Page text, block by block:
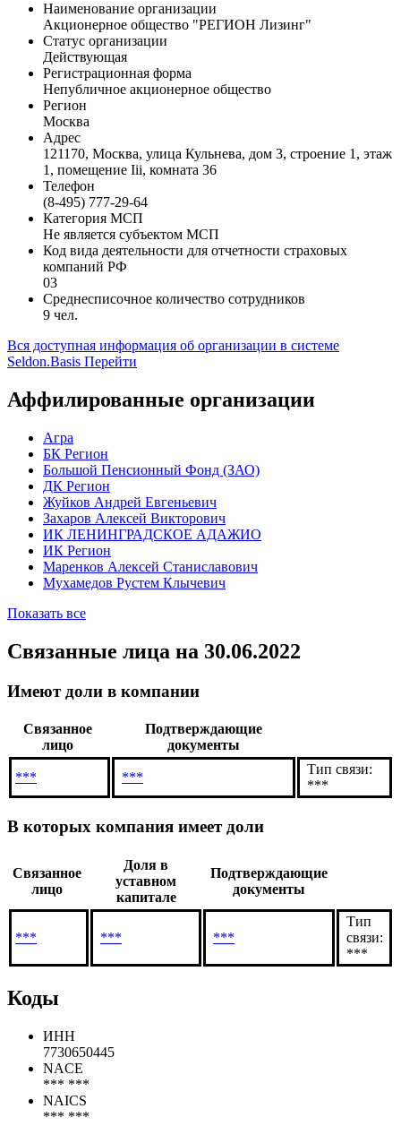
Наименование организации
Акционерное общество "РЕГИОН Лизинг"
Статус организации
Действующая
Регистрационная форма
Непубличное акционерное общество
Регион
Москва
Адрес
121170, Москва, улица Кульнева, дом 3, строение 1, этаж
1, помещение Iii, комната 36
Телефон
(8-495) 777-29-64
Категория МСП
Не является субъектом МСП
Код вида деятельности для отчетности страховых
компаний РФ
03
Среднесписочное количество сотрудников
9 чел.
Вся доступная информация об организации в системе
Seldon.Basis Перейти
Аффилированные организации
Агра
БК Регион
Большой Пенсионный Фонд (ЗАО)
ДК Регион
Жуйков Андрей Евгеньевич
Захаров Алексей Викторович
ИК ЛЕНИНГРАДСКОЕ АДАЖИО
ИК Регион
Маренков Алексей Станиславович
Мухамедов Рустем Клычевич
Показать все
Связанные лица на 30.06.2022
Имеют доли в компании
Связанное
лицо
Подтверждающие
документы
*** ***
Тип связи:
***
В которых компания имеет доли
Связанное
лицо
Доля в
уставном
капитале
Подтверждающие
документы
*** *** ***
Тип
связи:
***
Коды
ИНН
7730650445
NACE
*** ***
NAICS
*** ***